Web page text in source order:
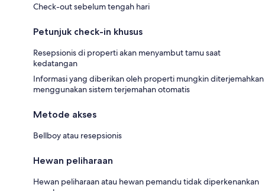
Check-out sebelum tengah hari
Petunjuk check-in khusus
Resepsionis di properti akan menyambut tamu saat
kedatangan
Informasi yang diberikan oleh properti mungkin diterjemahkan
menggunakan sistem terjemahan otomatis
Metode akses
Bellboy atau resepsionis
Hewan peliharaan
Hewan peliharaan atau hewan pemandu tidak diperkenankan